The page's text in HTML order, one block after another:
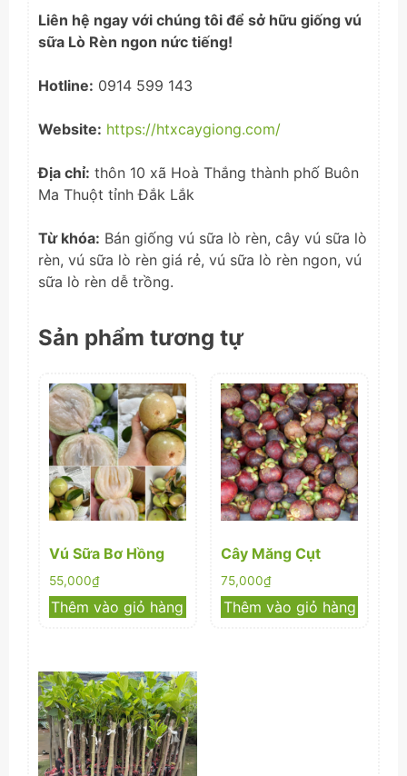
Liên hệ ngay với chúng tôi để sở hữu giống vú
sữa Lò Rèn ngon nức tiếng!
Hotline: 0914 599 143
Website: https://htxcaygiong.com/
Địa chỉ: thôn 10 xã Hoà Thắng thành phố Buôn
Ma Thuột tỉnh Đắk Lắk
Từ khóa: Bán giống vú sữa lò rèn, cây vú sữa lò
rèn, vú sữa lò rèn giá rẻ, vú sữa lò rèn ngon, vú
sữa lò rèn dễ trồng.
Sản phẩm tương tự
Vú Sữa Bơ Hồng
55,000₫
Thêm vào giỏ hàng
Cây Măng Cụt
75,000₫
Thêm vào giỏ hàng